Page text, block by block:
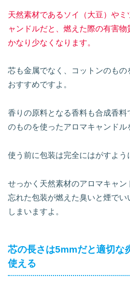
天然素材であるソイ（大豆）や
ャンドルだと、燃えた際の有害
かなり少なくなります。
芯も金属でなく、コットンのもの
おすすめですよ。
香りの原料となる香料も合成香
のものを使ったアロマキャンドル
使う前に包装は完全にはがすよう
せっかく天然素材のアロマキャン
忘れた包装が燃えた臭いと煙でい
しまいますよ。
芯の長さは5mmだと適切な
使える